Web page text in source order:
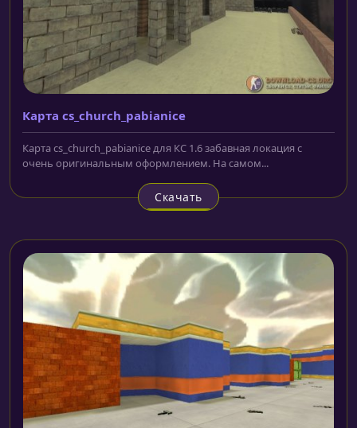
Карта cs_church_pabianice
Карта cs_church_pabianice для КС 1.6 забавная локация с
очень оригинальным оформлением. На самом...
Скачать